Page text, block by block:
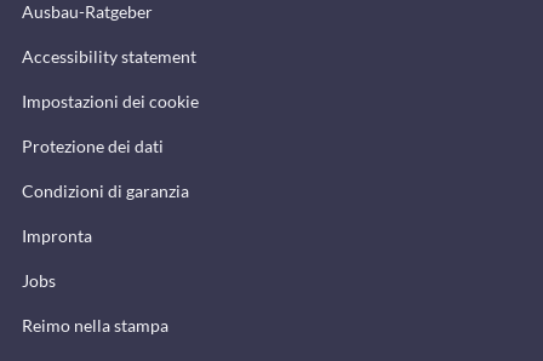
Ausbau-Ratgeber
Accessibility statement
Impostazioni dei cookie
Protezione dei dati
Condizioni di garanzia
Impronta
Jobs
Reimo nella stampa